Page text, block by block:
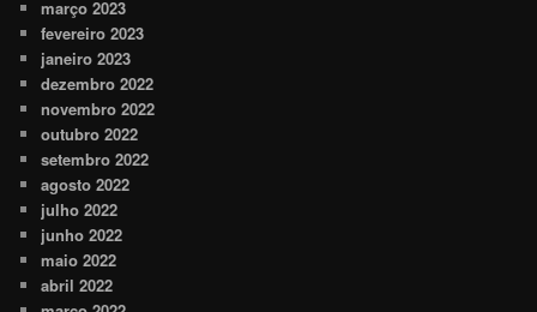
março 2023
fevereiro 2023
janeiro 2023
dezembro 2022
novembro 2022
outubro 2022
setembro 2022
agosto 2022
julho 2022
junho 2022
maio 2022
abril 2022